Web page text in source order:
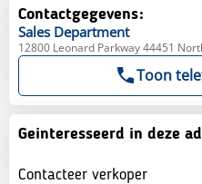
Contactgegevens:
Sales Department
12800 Leonard Parkway 44451
Toon
Geinteresseerd in deze
Contacteer verkoper